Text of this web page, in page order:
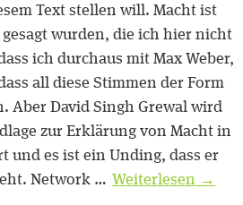
Text stellen will. Macht ist
wurden, die ich hier nicht
ich durchaus mit Max Weber,
all diese Stimmen der Form
Aber David Singh Grewal wird
zur Erklärung von Macht in
und es ist ein Unding, dass er
Network … Weiterlesen →